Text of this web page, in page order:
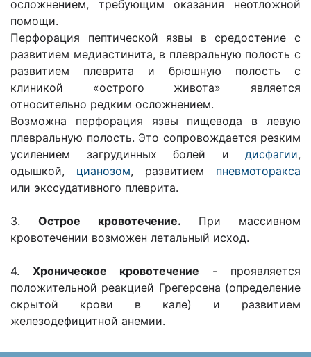
осложнением, требующим оказания неотложной
помощи.
Перфорация пептической язвы в средостение с
развитием медиастинита, в плевральную полость с
развитием плеврита и брюшную полость с
клиникой «острого живота» является
относительно редким осложнением.
Возможна перфорация язвы пищевода в левую
плевральную полость. Это сопровождается резким
усилением загрудинных болей и дисфагии,
одышкой, цианозом, развитием пневмоторакса
или экссудативного плеврита.
3. Острое кровотечение. При массивном
кровотечении возможен летальный исход.
4. Хроническое кровотечение - проявляется
положительной реакцией Грегерсена (определение
скрытой крови в кале) и развитием
железодефицитной анемии.